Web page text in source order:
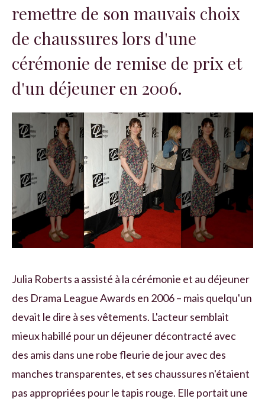
remettre de son mauvais choix
de chaussures lors d'une
cérémonie de remise de prix et
d'un déjeuner en 2006.
Julia Roberts a assisté à la cérémonie et au déjeuner
des Drama League Awards en 2006 – mais quelqu'un
devait le dire à ses vêtements. L'acteur semblait
mieux habillé pour un déjeuner décontracté avec
des amis dans une robe fleurie de jour avec des
manches transparentes, et ses chaussures n'étaient
pas appropriées pour le tapis rouge. Elle portait une